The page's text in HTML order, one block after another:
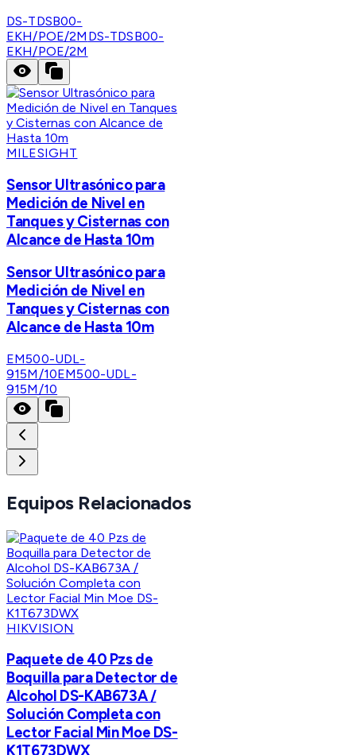
DS-TDSB00-
EKH/POE/2M DS-TDSB00-
EKH/POE/2M
MILESIGHT
Sensor Ultrasónico para
Medición de Nivel en
Tanques y Cisternas con
Alcance de Hasta 10m
Sensor Ultrasónico para
Medición de Nivel en
Tanques y Cisternas con
Alcance de Hasta 10m
EM500-UDL-
915M/10EM500-UDL-
915M/10
Equipos Relacionados
HIKVISION
Paquete de 40 Pzs de
Boquilla para Detector de
Alcohol DS-KAB673A /
Solución Completa con
Lector Facial Min Moe DS-
K1T673DWX